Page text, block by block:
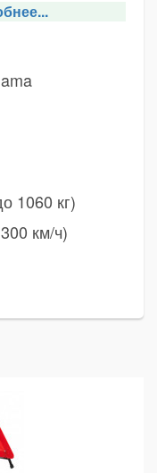
1060 кг)
км/ч)